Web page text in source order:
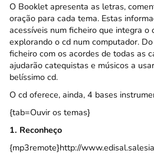
O Booklet apresenta as letras,
oração para cada tema. Estas
acessíveis num ficheiro que integra o
explorando o cd num computador.
ficheiro com os acordes de todas as
ajudarão catequistas e músicos a
belíssimo cd.
O cd oferece, ainda, 4 bases
{tab=Ouvir os temas}
1. Reconheço
{mp3remote}http://